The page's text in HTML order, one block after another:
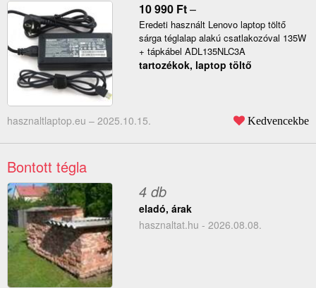
10 990 Ft–
Eredeti használt Lenovo laptop töltő
sárga téglalap alakú csatlakozóval 135W
+ tápkábel ADL135NLC3A
tartozékok, laptop töltő
hasznaltlaptop.eu – 2025.10.15. Kedvencekbe
Bontott tégla
4 db
eladó, árak
hasznaltat.hu - 2026.08.08.